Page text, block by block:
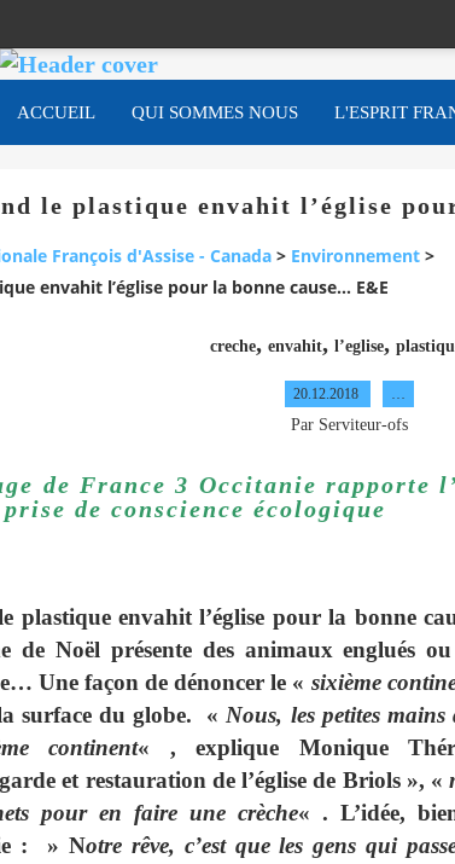
ACCUEIL QUI SOMMES NOUS L'ESPRIT
le plastique envahit l’église
François d'Assise - Canada > Environnement >
envahit l’église pour la bonne cause… E&E
creche, envahit, l’eglise,
20.12.2018
Par Serviteur-ofs
de France 3 Occitanie
de conscience écologique
plastique envahit l’église pour la bonne
de Noël présente des animaux englués
Une façon de dénoncer le « sixième
surface du globe. «Nous, les petites
continent« , explique Monique
et restauration de l’église de Briols », «
pour en faire une crèche« . L’idée,
: » Notre rêve, c’est que les gens qui